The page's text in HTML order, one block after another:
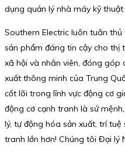
dụng quản lý nhà máy kỹ thuật
Southern Electric luôn tuân
sản phẩm đáng tin cậy cho thị
xã hội và nhân viên, đóng góp
xuất thông minh của Trung
cốt lõi trong lĩnh vực động cơ
động cơ cạnh tranh là sứ
lý, tự động hóa sản xuất, trí
tranh lớn hơn! Chúng tôi Đại lý